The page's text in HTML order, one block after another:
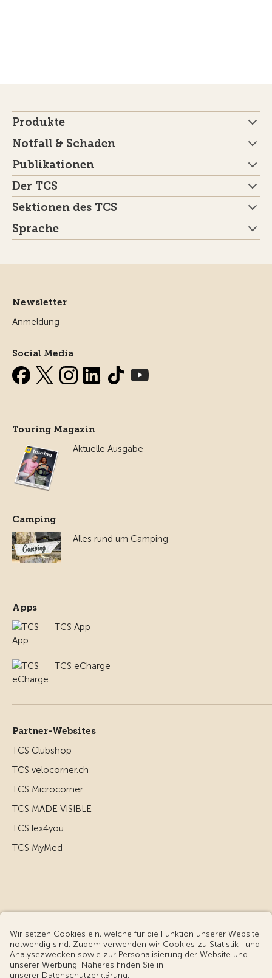
Produkte
Notfall & Schaden
Publikationen
Der TCS
Sektionen des TCS
Sprache
Newsletter
Anmeldung
Social Media
Touring Magazin
Aktuelle Ausgabe
Camping
Alles rund um Camping
Apps
TCS App
TCS eCharge
Partner-Websites
TCS Clubshop
TCS velocorner.ch
TCS Microcorner
TCS MADE VISIBLE
TCS lex4you
TCS MyMed